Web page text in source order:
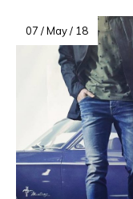
07 / May / 18